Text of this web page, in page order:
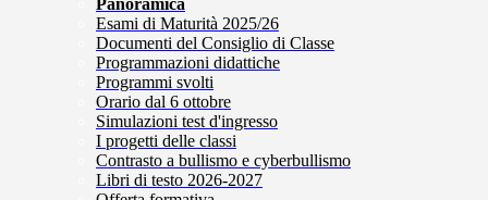
Panoramica
Esami di Maturità 2025/26
Documenti del Consiglio di Classe
Programmazioni didattiche
Programmi svolti
Orario dal 6 ottobre
Simulazioni test d'ingresso
I progetti delle classi
Contrasto a bullismo e cyberbullismo
Libri di testo 2026-2027